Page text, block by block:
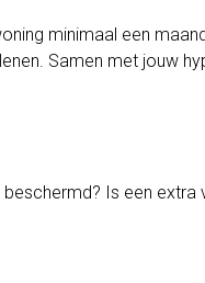
minimaal een
Samen met jouw
Is een